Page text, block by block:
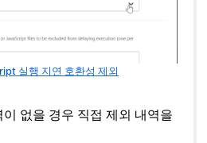
실행 지연 호환성 제외
없을 경우 직접 제외 내역을